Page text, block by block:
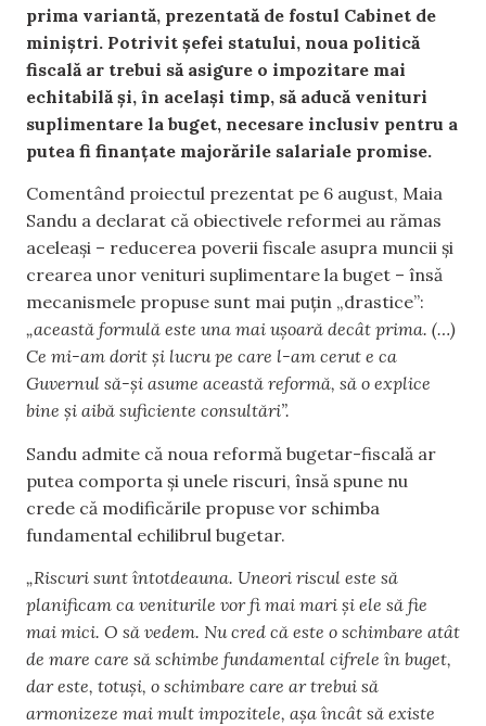
prima variantă, prezentată de fostul Cabinet de
miniștri. Potrivit șefei statului, noua politică
fiscală ar trebui să asigure o impozitare mai
echitabilă și, în același timp, să aducă venituri
suplimentare la buget, necesare inclusiv pentru a
putea fi finanțate majorările salariale promise.
Comentând proiectul prezentat pe 6 august, Maia
Sandu a declarat că obiectivele reformei au rămas
aceleași – reducerea poverii fiscale asupra muncii și
crearea unor venituri suplimentare la buget – însă
mecanismele propuse sunt mai puțin „drastice”:
„această formulă este una mai ușoară decât prima. (…)
Ce mi-am dorit și lucru pe care l-am cerut e ca
Guvernul să-și asume această reformă, să o explice
bine și aibă suficiente consultări”.
Sandu admite că noua reformă bugetar-fiscală ar
putea comporta și unele riscuri, însă spune nu
crede că modificările propuse vor schimba
fundamental echilibrul bugetar.
„Riscuri sunt întotdeauna. Uneori riscul este să
planificam ca veniturile vor fi mai mari și ele să fie
mai mici. O să vedem. Nu cred că este o schimbare atât
de mare care să schimbe fundamental cifrele în buget,
dar este, totuși, o schimbare care ar trebui să
armonizeze mai mult impozitele, așa încât să existe